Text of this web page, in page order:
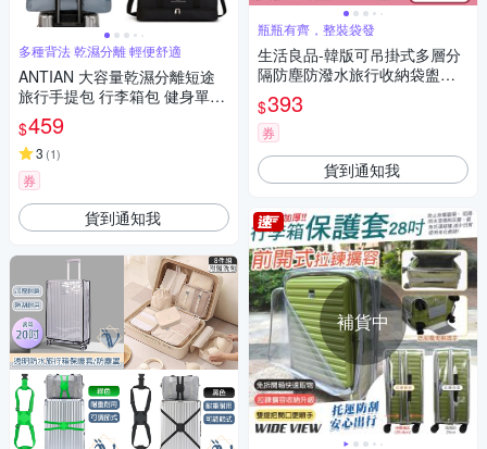
多種背法 乾濕分離 輕便舒適
ANTIAN 大容量乾濕分離短途
旅行手提包 行李箱包 健身單肩
包 運動包 行李袋
$459
3 (1)
券
貨到通知我
瓶瓶有齊，整裝袋發
生活良品-韓版可吊掛式多層分
隔防塵防潑水旅行收納袋盥洗
包1入/袋(摺疊洗漱包,乾濕分離
網包,旅行化妝包,戶外露營海灘
游泳野餐萬用包)
$393
券
貨到通知我
補貨中